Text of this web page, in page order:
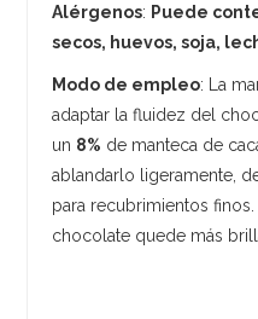
Alérgenos: Puede
secos, huevos, soja,
Modo de empleo: La
adaptar la fluidez del
un 8% de manteca de
ablandarlo ligeramente,
para recubrimientos
chocolate quede más